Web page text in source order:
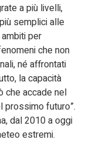
a più livelli,
semplici alle
per
che non
né affrontati
la capacità
che accade nel
prossimo futuro”.
dal 2010 a oggi
estremi.